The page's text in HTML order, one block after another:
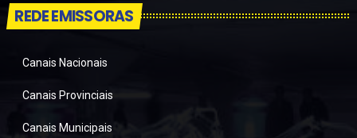
REDE EMISSORAS
Canais Nacionais
Canais Provinciais
Canais Municipais